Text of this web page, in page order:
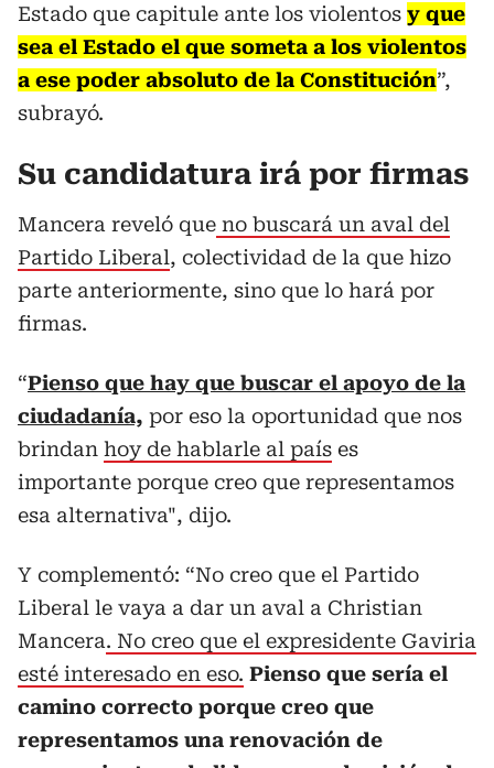
Estado que capitule ante los violentos y que
sea el Estado el que someta a los violentos
a ese poder absoluto de la Constitución”,
subrayó.
Su candidatura irá por firmas
Mancera reveló que no buscará un aval del
Partido Liberal, colectividad de la que hizo
parte anteriormente, sino que lo hará por
firmas.
“Pienso que hay que buscar el apoyo de la
ciudadanía, por eso la oportunidad que nos
brindan hoy de hablarle al país es
importante porque creo que representamos
esa alternativa", dijo.
Y complementó: “No creo que el Partido
Liberal le vaya a dar un aval a Christian
Mancera. No creo que el expresidente Gaviria
esté interesado en eso. Pienso que sería el
camino correcto porque creo que
representamos una renovación de